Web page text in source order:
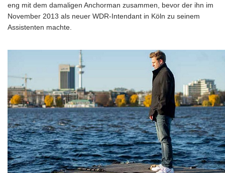
eng mit dem damaligen Anchorman zusammen, bevor der ihn im
November 2013 als neuer WDR-Intendant in Köln zu seinem
Assistenten machte.